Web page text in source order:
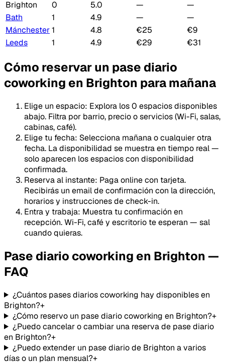
Brighton
0 5.0 —
—
Bath
1 4.9 —
—
Mánchester1 4.8 €25
€9
Leeds
1 4.9 €29 €31
Cómo reservar un pase diario
coworking en Brighton para mañana
Elige un espacio: Explora los 0 espacios disponibles
abajo. Filtra por barrio, precio o servicios (Wi-Fi, salas,
cabinas, café).
Elige tu fecha: Selecciona mañana o cualquier otra
fecha. La disponibilidad se muestra en tiempo real —
solo aparecen los espacios con disponibilidad
confirmada.
Reserva al instante: Paga online con tarjeta.
Recibirás un email de confirmación con la dirección,
horarios y instrucciones de check-in.
Entra y trabaja: Muestra tu confirmación en
recepción. Wi-Fi, café y escritorio te esperan — sal
cuando quieras.
Pase diario coworking en Brighton —
FAQ
¿Cuántos pases diarios coworking hay disponibles en
Brighton?+
¿Cómo reservo un pase diario coworking en Brighton?+
¿Puedo cancelar o cambiar una reserva de pase diario
en Brighton?+
¿Puedo extender un pase diario de Brighton a varios
días o un plan mensual?+